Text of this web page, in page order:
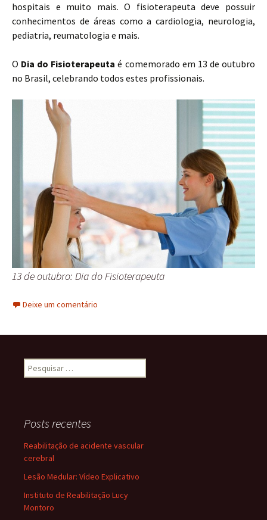
hospitais e muito mais. O fisioterapeuta deve possuir
conhecimentos de áreas como a cardiologia, neurologia,
pediatria, reumatologia e mais.
O Dia do Fisioterapeuta é comemorado em 13 de outubro
no Brasil, celebrando todos estes profissionais.
13 de outubro: Dia do Fisioterapeuta
Deixe um comentário
Pesquisar
por:
Posts recentes
Reabilitação de acidente vascular
cerebral
Lesão Medular: Vídeo Explicativo
Instituto de Reabilitação Lucy
Montoro